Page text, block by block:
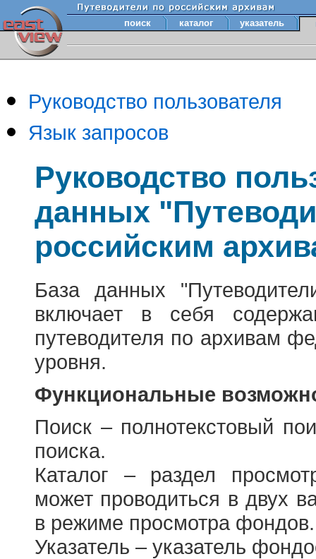
поиск каталог указатель
Руководство пользователя
Язык запросов
Руководство
данных
российским
База данных
включает в себя
путеводителя по архивам
уровня.
Функциональные
Поиск – полнотекстовый
поиска.
Каталог – раздел
может проводиться в двух
в режиме просмотра фондов.
Указатель – указатель